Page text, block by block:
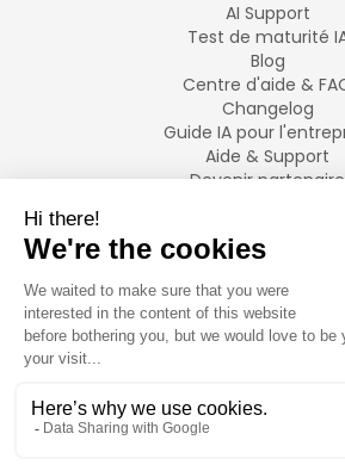
AI Support
Test de maturité
Blog
Centre d'aide &
Changelog
Guide IA pour
Aide & Support
Devenir partenaire
LANGUES
Français
English